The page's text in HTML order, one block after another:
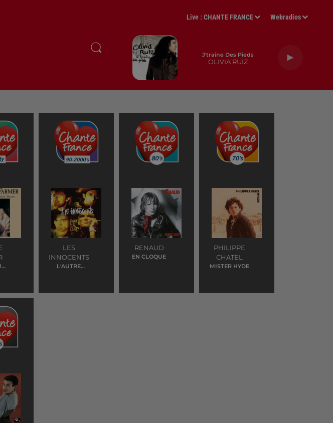
Live :CHANTE FRANCE Webradios
J'traine Des Pieds
OLIVIA RUIZ
LES
INNOCENTS
L'AUTRE
RENAUD
EN CLOQUE
PHILIPPE
CHATEL
MISTER HYDE